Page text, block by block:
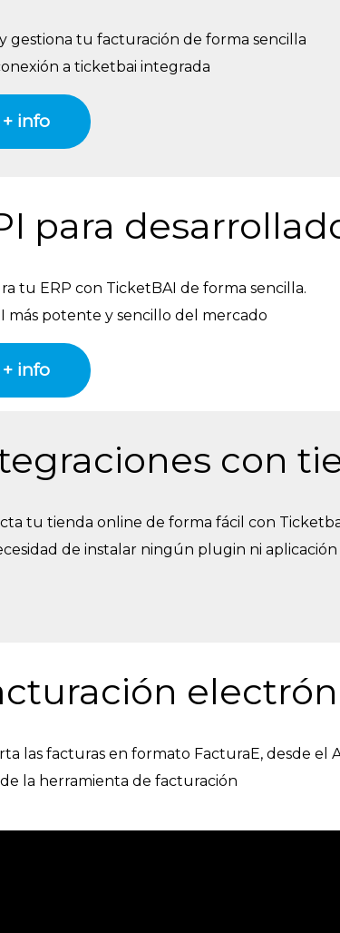
gestiona tu facturación de forma sencilla
a ticketbai integrada
+ info
para
tu ERP con TicketBAI de forma sencilla.
más potente y sencillo del mercado
+ info
con
tu tienda online de forma fácil con
de instalar ningún plugin ni
las facturas en formato FacturaE, desde el
la herramienta de facturación